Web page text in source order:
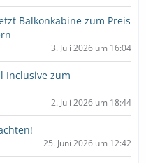
Balkonkabine zum Preis
3. Juli 2026 um 16:04
Inclusive zum
2. Juli 2026 um 18:44
25. Juni 2026 um 12:42